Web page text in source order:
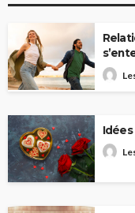
Idées